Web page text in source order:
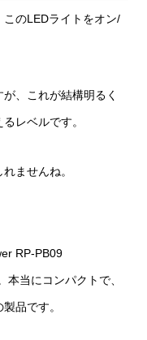
のLEDライトをオン/
、これが結構明るく
レベルです。
ませんね。
RP-PB09
当にコンパクトで、
品です。